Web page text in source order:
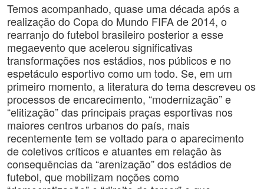
Temos acompanhado, quase uma década após a
realização do Copa do Mundo FIFA de 2014, o
rearranjo do futebol brasileiro posterior a esse
megaevento que acelerou significativas
transformações nos estádios, nos públicos e no
espetáculo esportivo como um todo. Se, em um
primeiro momento, a literatura do tema descreveu os
processos de encarecimento, “modernização” e
“elitização” das principais praças esportivas nos
maiores centros urbanos do país, mais
recentemente tem se voltado para o aparecimento
de coletivos críticos e atuantes em relação às
consequências da “arenização” dos estádios de
futebol, que mobilizam noções como